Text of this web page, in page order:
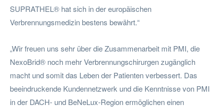
SUPRATHEL® hat sich in der europäischen
Verbrennungsmedizin bestens bewährt.“
„Wir freuen uns sehr über die Zusammenarbeit mit PMI, die
NexoBrid® noch mehr Verbrennungschirurgen zugänglich
macht und somit das Leben der Patienten verbessert. Das
beeindruckende Kundennetzwerk und die Kenntnisse von PMI
in der DACH- und BeNeLux-Region ermöglichen einen